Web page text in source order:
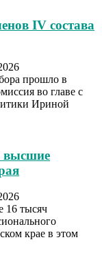
IV состава
прошло в
во главе с
Ириной
высшие
16 тысяч
крае в этом